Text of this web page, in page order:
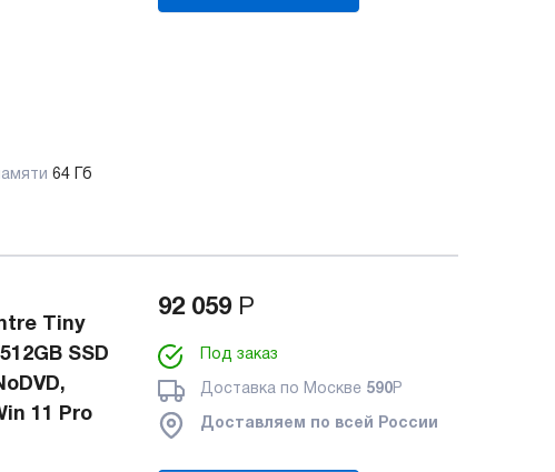
64 Гб
Tiny
SSD
11 Pro
92 059 Р
Под заказ
Доставка по Москве 590Р
Доставляем по всей России